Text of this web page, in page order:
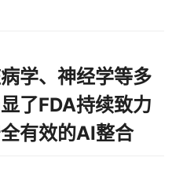
学、神经学等多
了FDA持续致力
有效的AI整合